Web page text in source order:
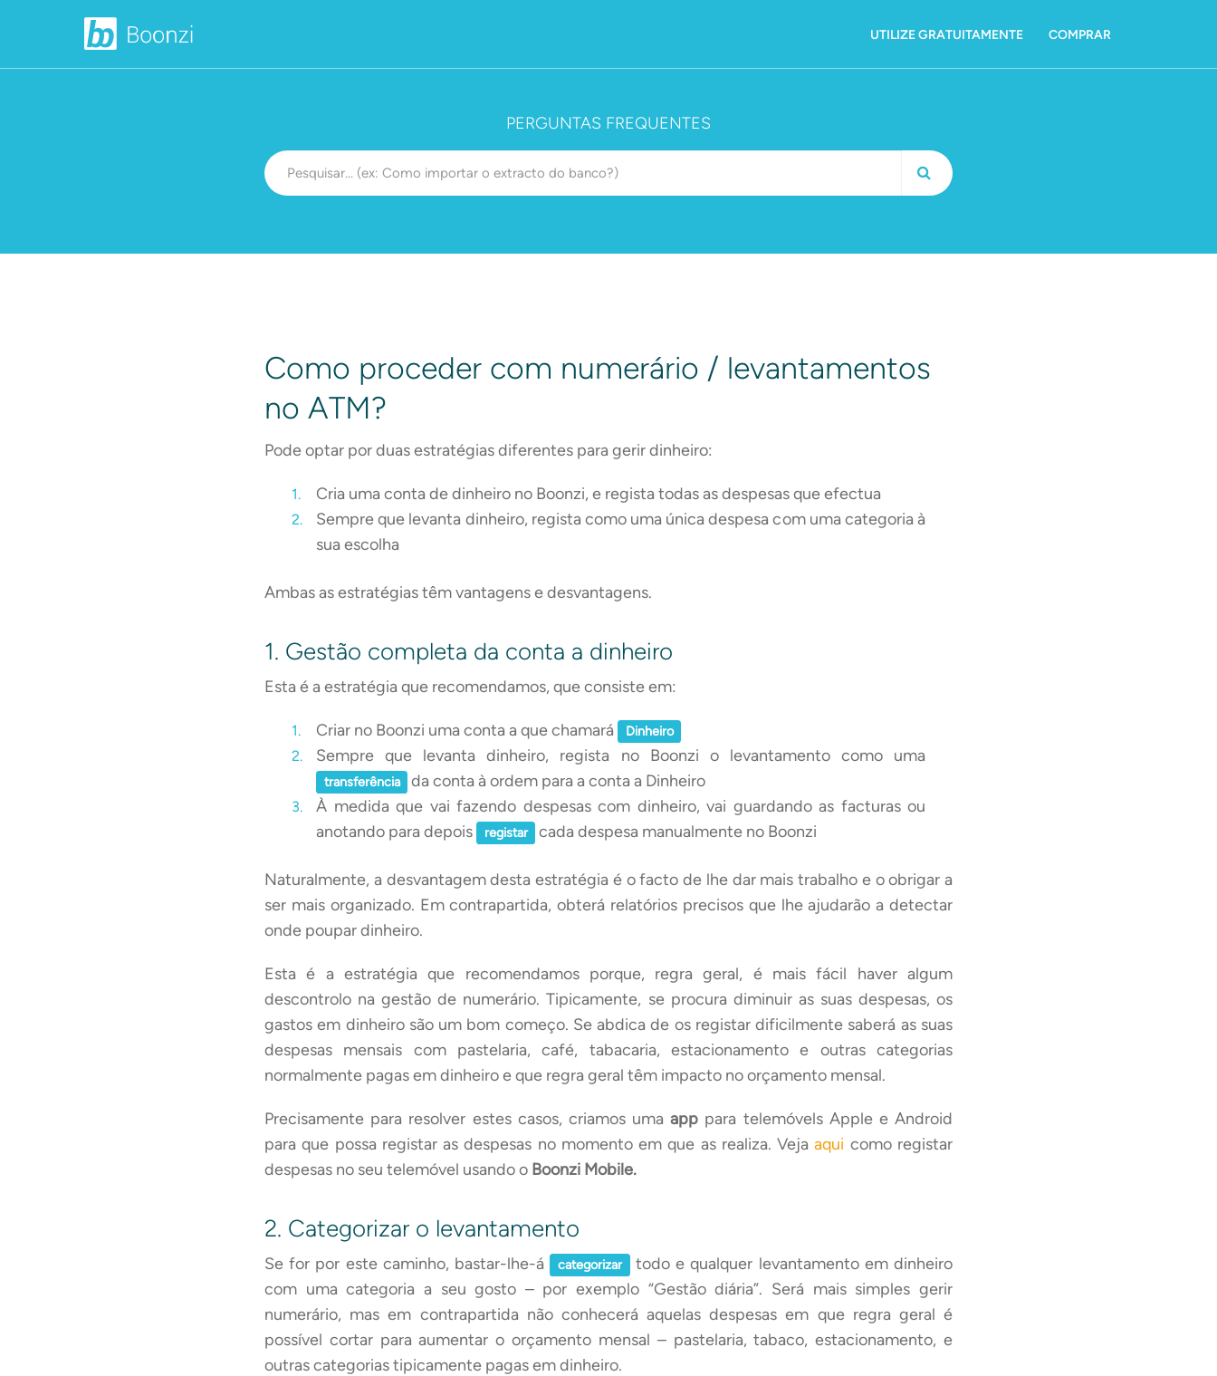
UTILIZE GRATUITAMENTE COMPRAR
PERGUNTAS FREQUENTES
Como proceder com numerário / levantamentos
no ATM?
Pode optar por duas estratégias diferentes para gerir dinheiro:
Cria uma conta de dinheiro no Boonzi, e regista todas as despesas que efectua
Sempre que levanta dinheiro, regista como uma única despesa com uma categoria à
sua escolha
Ambas as estratégias têm vantagens e desvantagens.
1. Gestão completa da conta a dinheiro
Esta é a estratégia que recomendamos, que consiste em:
Criar no Boonzi uma conta a que chamará Dinheiro
Sempre que levanta dinheiro, regista no Boonzi o levantamento como uma
transferência
da conta à ordem para a conta a Dinheiro
À medida que vai fazendo despesas com dinheiro, vai guardando as facturas ou
anotando para depois
registar cada despesa manualmente no Boonzi
Naturalmente, a desvantagem desta estratégia é o facto de lhe dar mais trabalho e o obrigar a
ser mais organizado. Em contrapartida, obterá relatórios precisos que lhe ajudarão a detectar
onde poupar dinheiro.
Esta é a estratégia que recomendamos porque, regra geral, é mais fácil haver algum
descontrolo na gestão de numerário. Tipicamente, se procura diminuir as suas despesas, os
gastos em dinheiro são um bom começo. Se abdica de os registar dificilmente saberá as suas
despesas mensais com pastelaria, café, tabacaria, estacionamento e outras categorias
normalmente pagas em dinheiro e que regra geral têm impacto no orçamento mensal.
Precisamente para resolver estes casos, criamos umaapp para telemóvels Apple e Android
para que possa registar as despesas no momento em que as realiza. Vejaaqui como registar
despesas no seu telemóvel usando o Boonzi Mobile.
2. Categorizar o levantamento
Se for por este caminho, bastar-lhe-á categorizar
todo e qualquer levantamento em dinheiro
com uma categoria a seu gosto – por exemplo “Gestão diária”. Será mais simples gerir
numerário, mas em contrapartida não conhecerá aquelas despesas em que regra geral é
possível cortar para aumentar o orçamento mensal – pastelaria, tabaco, estacionamento, e
outras categorias tipicamente pagas em dinheiro.